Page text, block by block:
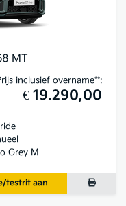
MT
inclusief overname**:
€ 19.290,00
Grey M
testrit aan